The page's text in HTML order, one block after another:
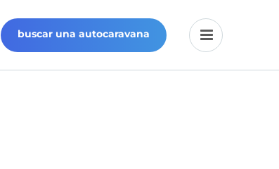
buscar una autocaravana